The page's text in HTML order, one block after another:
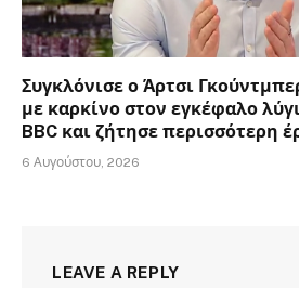
Συγκλόνισε ο Άρτσι
με καρκίνο στον εγκέφαλο
BBC και ζήτησε περισσότερη
6 Αυγούστου, 2026
LEAVE A REPLY